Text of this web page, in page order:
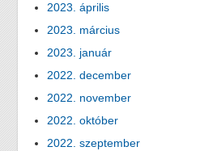
2023. április
2023. március
2023. január
2022. december
2022. november
2022. október
2022. szeptember